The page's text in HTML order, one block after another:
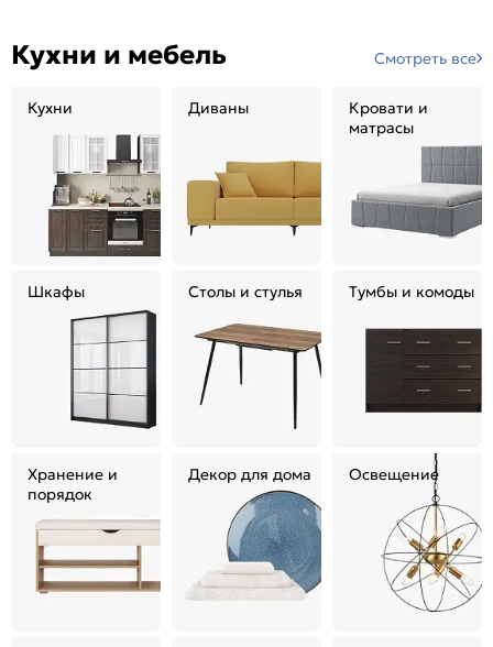
Кухни и мебель Смотреть все
Кухни Диваны
Кровати и
матрасы
Шкафы Столы и стулья Тумбы и комоды
Хранение и
порядок
Декор для дома Освещение